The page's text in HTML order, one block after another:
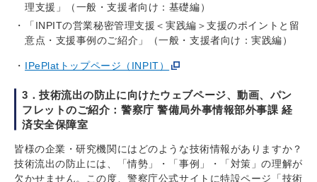
理支援」（一般・支援者向け：基礎編）
「INPITの営業秘密管理支援＜実践編＞支援のポイントと留
意点・支援事例のご紹介」（一般・支援者向け：実践編）
IPePlatトップページ（INPIT）
3．技術流出の防止に向けたウェブページ、動画、パン
フレットのご紹介：警察庁 警備局外事情報部外事課 経
済安全保障室
皆様の企業・研究機関にはどのような技術情報がありますか？
技術流出の防止には、「情勢」・「事例」・「対策」の理解が
欠かせません。この度、警察庁公式サイトに特設ページ「技術